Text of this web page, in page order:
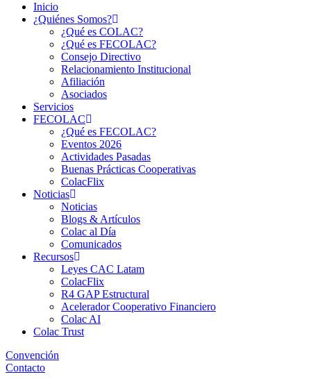
Inicio
¿Quiénes Somos?
¿Qué es COLAC?
¿Qué es FECOLAC?
Consejo Directivo
Relacionamiento Institucional
Afiliación
Asociados
Servicios
FECOLAC
¿Qué es FECOLAC?
Eventos 2026
Actividades Pasadas
Buenas Prácticas Cooperativas
ColacFlix
Noticias
Noticias
Blogs & Artículos
Colac al Día
Comunicados
Recursos
Leyes CAC Latam
ColacFlix
R4 GAP Estructural
Acelerador Cooperativo Financiero
Colac AI
Colac Trust
Convención
Contacto